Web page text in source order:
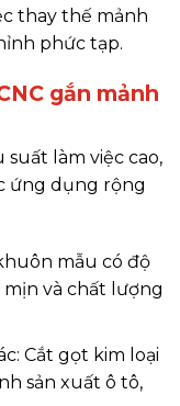
thay thế mảnh
phức tạp.
gắn mảnh
làm việc cao,
ứng dụng rộng
mẫu có độ
mịn và chất lượng
Cắt gọt kim loại
sản xuất ô tô,